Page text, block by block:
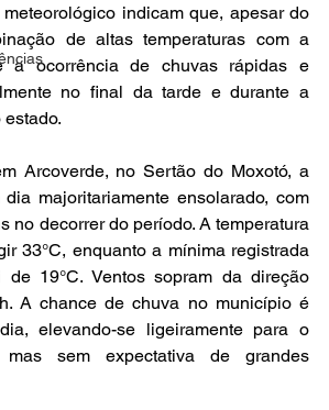
indicam que, apesar do
de altas temperaturas com a
a ocorrência de chuvas rápidas e
no final da tarde e durante a
Arcoverde, no Sertão do Moxotó, a
majoritariamente ensolarado, com
no decorrer do período. A temperatura
33°C, enquanto a mínima registrada
de 19°C. Ventos sopram da direção
A chance de chuva no município é
elevando-se ligeiramente para o
mas sem expectativa de grandes